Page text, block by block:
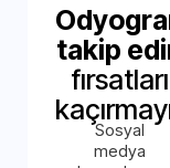
takip
fırsatları
Sosyal
medya